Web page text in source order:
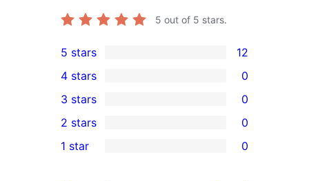
5 out of 5 stars.
12
5-
star
reviews
5 stars 12
4-
star
reviews
4 stars 0
0
3-
star
3 stars 0
2-
2 stars 0
1 star 0